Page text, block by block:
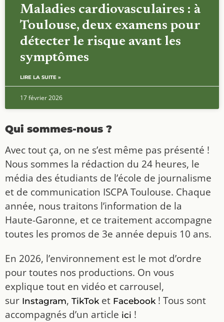
Maladies cardiovasculaires : à
Toulouse, deux examens pour
détecter le risque avant les
symptômes
LIRE LA SUITE »
17 février 2026
Qui sommes-nous ?
Avec tout ça, on ne s’est même pas présenté !
Nous sommes la rédaction du 24 heures, le
média des étudiants de l’école de journalisme
et de communication ISCPA Toulouse. Chaque
année, nous traitons l’information de la
Haute-Garonne, et ce traitement accompagne
toutes les promos de 3e année depuis 10 ans.
En 2026, l’environnement est le mot d’ordre
pour toutes nos productions. On vous
explique tout en vidéo et carrousel,
sur Instagram, TikToket Facebook! Tous sont
accompagnés d’un article ici !